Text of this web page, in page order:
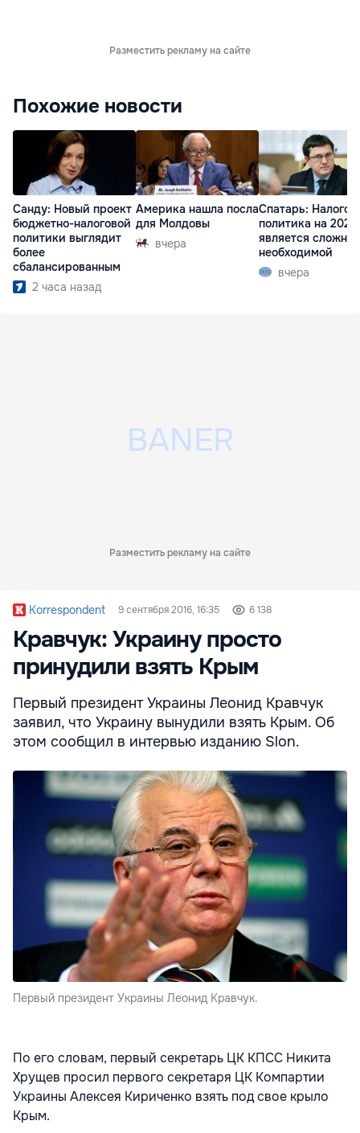
Разместить рекламу на сайте
Похожие новости
Санду: Новый проект
бюджетно-налоговой
политики выглядит
более
сбалансированным
2 часа назад
Америка нашла посла
для Молдовы
вчера
Спатарь:
политика на 2027
является
необходимой
вчера
Разместить рекламу на сайте
Korrespondent 9 сентября 2016, 16:35 6 138
Кравчук: Украину просто
принудили взять Крым
Первый президент Украины Леонид Кравчук
заявил, что Украину вынудили взять Крым. Об
этом сообщил в интервью изданию Slon.
Первый президент Украины Леонид Кравчук.
По его словам, первый секретарь ЦК КПСС Никита
Хрущев просил первого секретаря ЦК Компартии
Украины Алексея Кириченко взять под свое крыло
Крым.